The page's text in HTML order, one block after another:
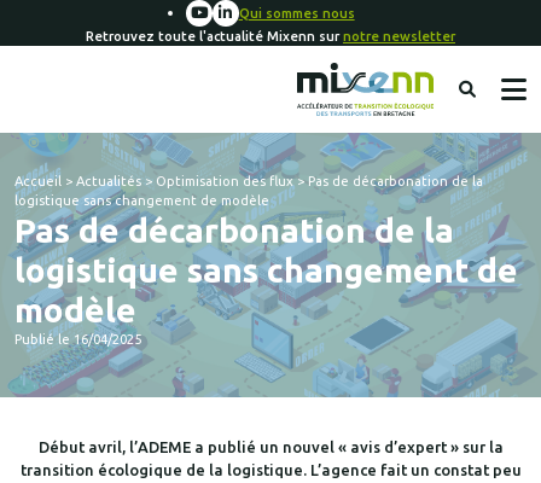
Qui sommes nous
Retrouvez toute l'actualité Mixenn surnotre newsletter
Accueil > Actualités > Optimisation des flux> Pas de décarbonation de la
logistique sans changement de modèle
Pas de décarbonation de la
logistique sans changement de
modèle
Publié le 16/04/2025
Début avril, l’ADEME a publié un nouvel « avis d’expert » sur la
transition écologique de la logistique. L’agence fait un constat peu